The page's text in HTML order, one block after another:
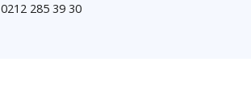
0212 285 39 30